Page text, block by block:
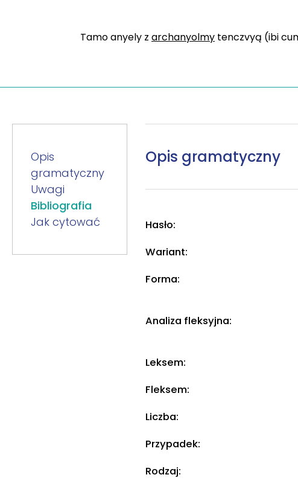
Tamo anyely z archanyolmy tenczvyą (ibi
Opis
gramatyczny
Uwagi
Bibliografia
Jak cytować
Opis gramatyczny
Hasło:
Wariant:
Forma:
Analiza fleksyjna:
Leksem:
Fleksem:
Liczba:
Przypadek:
Rodzaj: